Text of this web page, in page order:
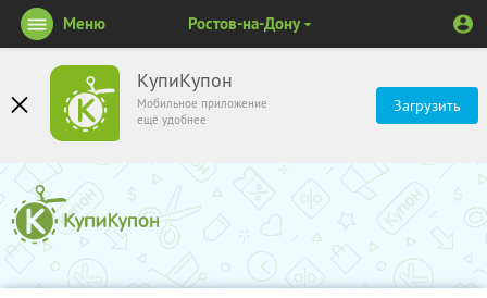
КупиКупон
Мобильное приложение
ещё удобнее
Загрузить
Меню Ростов-на-Дону